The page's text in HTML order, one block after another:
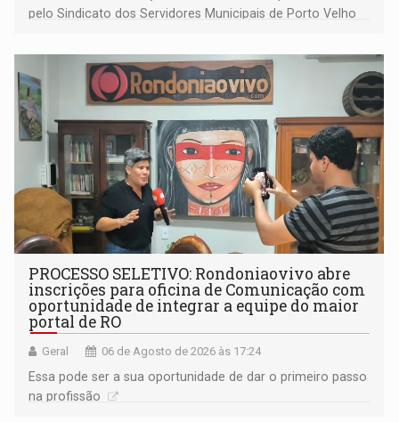
pelo Sindicato dos Servidores Municipais de Porto Velho
PROCESSO SELETIVO: Rondoniaovivo abre
inscrições para oficina de Comunicação com
oportunidade de integrar a equipe do maior
portal de RO
Geral 06 de Agosto de 2026 às 17:24
Essa pode ser a sua oportunidade de dar o primeiro passo
na profissão